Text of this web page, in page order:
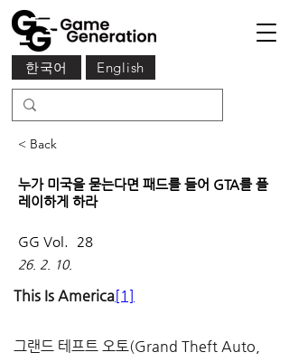
English
한국어
< Back
누가 미국을 묻는다면 패드를 들어 GTA를 플
레이하게 하라
GG Vol. 28
26. 2. 10.
This Is America[1]
그랜드 테프트 오토(Grand Theft Auto,